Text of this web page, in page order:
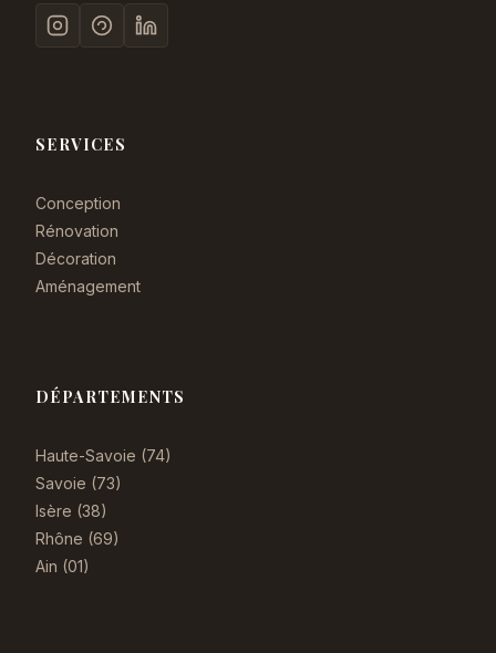
SERVICES
Conception
Rénovation
Décoration
Aménagement
DÉPARTEMENTS
Haute-Savoie (74)
Savoie (73)
Isère (38)
Rhône (69)
Ain (01)